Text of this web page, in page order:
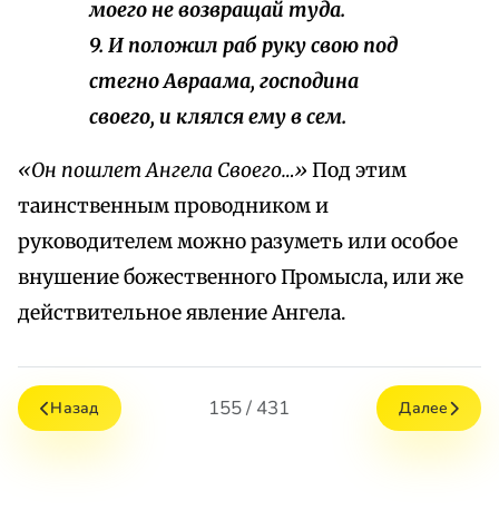
моего не возвращай туда.
9. И положил раб руку свою под
стегно Авраама, господина
своего, и клялся ему в сем.
«Он пошлет Ангела Своего…» Под этим
таинственным проводником и
руководителем можно разуметь или особое
внушение божественного Промысла, или же
действительное явление Ангела.
Назад 155 / 431 Далее